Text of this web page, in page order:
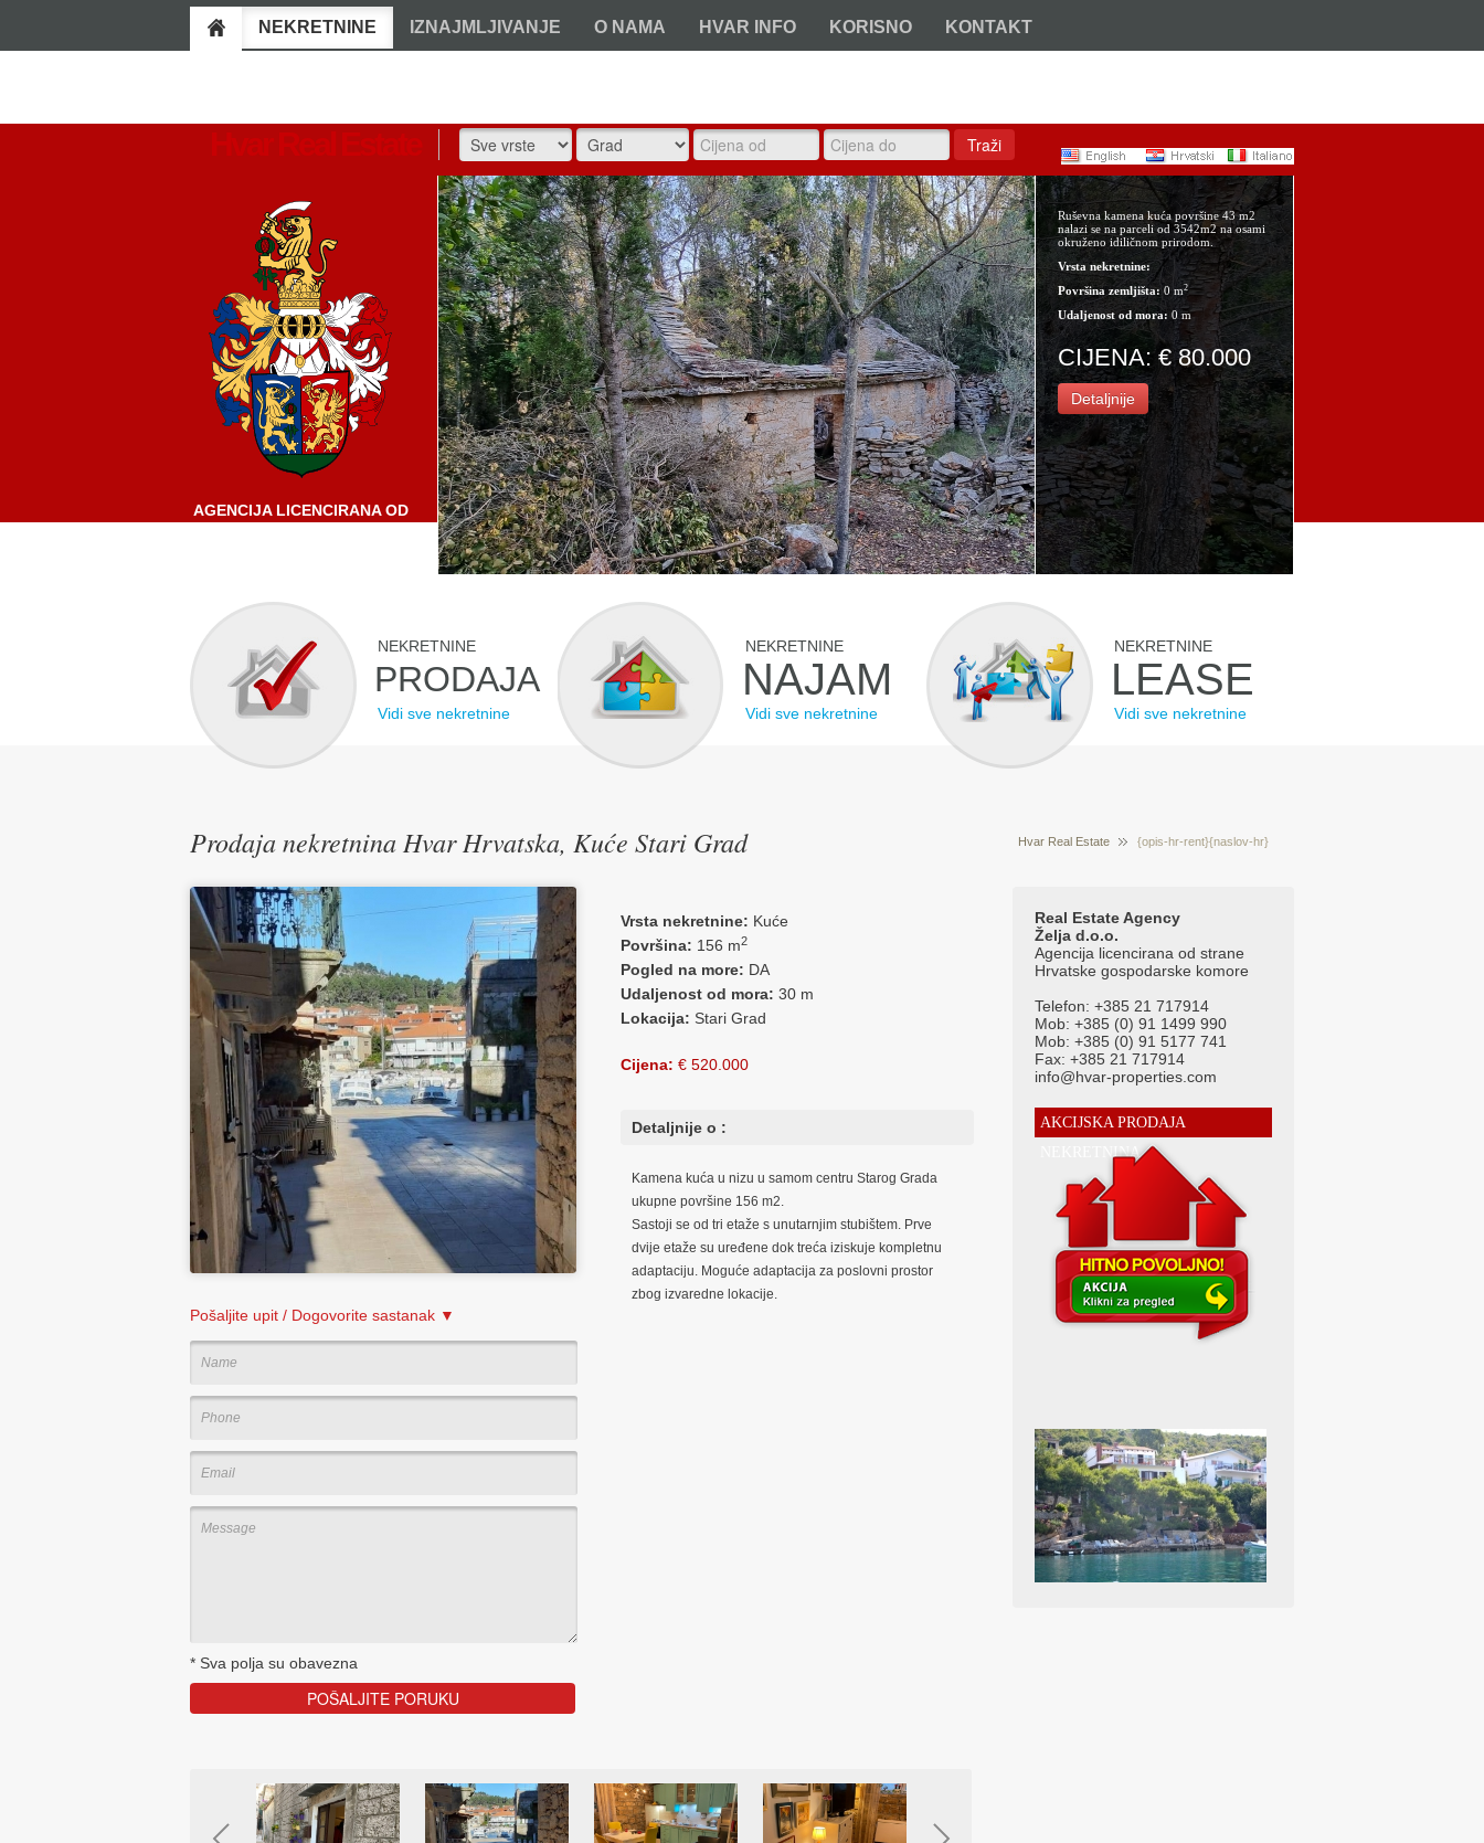
NEKRETNINE IZNAJMLJIVANJE O NAMA HVAR INFO KORISNO KONTAKT
Traži
AGENCIJA LICENCIRANA OD
STRANE HRVATSKE
Ruševna kamena kuća površine 43 m2
nalazi se na parceli od 3542m2 na osami
okruženo idiličnom prirodom.
Vrsta nekretnine:
Površina zemljišta:0 m2
Udaljenost od mora: 0 m
CIJENA: € 80.000
Detaljnije
NEKRETNINE
PRODAJA
Vidi sve nekretnine
NEKRETNINE
NAJAM
Vidi sve nekretnine
NEKRETNINE
LEASE
Vidi sve nekretnine
Prodaja nekretnina Hvar Hrvatska, Kuće Stari Grad Hvar Real Estate {opis-hr-rent}{naslov-hr}
rent}{opis-hr-prodaja}{naslov-hr}{/opis-hr-prodaja}
{tekst-hr-glavna}{naslov-hr}{/tekst-hr-glavna}
Pošaljite upit / Dogovorite sastanak ▼
* Sva polja su obavezna
Vrsta nekretnine: Kuće
Površina: 156 m2
Pogled na more: DA
Udaljenost od mora: 30 m
Lokacija: Stari Grad
Cijena: € 520.000
Detaljnije o :
Kamena kuća u nizu u samom centru Starog Grada
ukupne površine 156 m2.
Sastoji se od tri etaže s unutarnjim stubištem. Prve
dvije etaže su uređene dok treća iziskuje kompletnu
adaptaciju. Moguće adaptacija za poslovni prostor
zbog izvaredne lokacije.
Real Estate Agency
Želja d.o.o.
Agencija licencirana od strane
Hrvatske gospodarske komore
Telefon: +385 21 717914
Mob: +385 (0) 91 1499 990
Mob: +385 (0) 91 5177 741
Fax: +385 21 717914
info@hvar-properties.com
AKCIJSKA PRODAJA
NEKRETNINA